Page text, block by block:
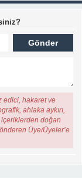
edici, hakaret ve
ahlaka aykırı,
doğan
Üye/Üyeler’e